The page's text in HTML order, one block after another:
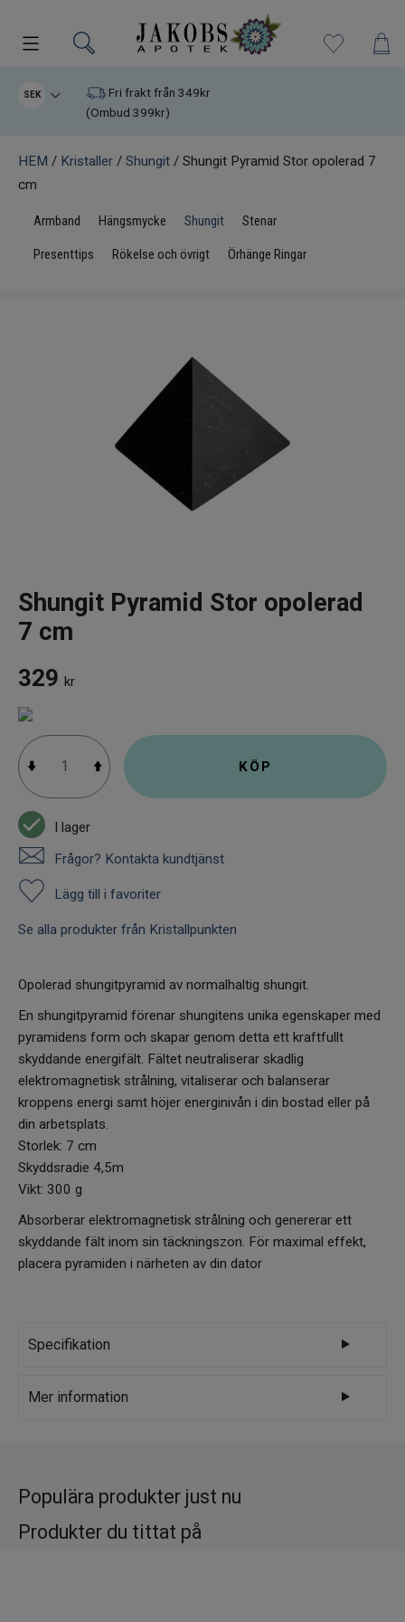
Kampanjer
Vattenrening & Övrigt
SEK
Fri frakt från 349kr
(Ombud 399kr)
HEM / Kristaller / Shungit / Shungit Pyramid Stor opolerad 7
cm
Armband Hängsmycke Shungit Stenar
Presenttips Rökelse och övrigt Örhänge Ringar
Shungit Pyramid Stor opolerad
7 cm
329 kr
KÖP
I lager
Frågor? Kontakta kundtjänst
Lägg till i favoriter
Se alla produkter från Kristallpunkten
Opolerad shungitpyramid av normalhaltig shungit.
En shungitpyramid förenar shungitens unika egenskaper med
pyramidens form och skapar genom detta ett kraftfullt
skyddande energifält. Fältet neutraliserar skadlig
elektromagnetisk strålning, vitaliserar och balanserar
kroppens energi samt höjer energinivån i din bostad eller på
din arbetsplats.
Storlek: 7 cm
Skyddsradie 4,5m
Vikt: 300 g
Absorberar elektromagnetisk strålning och genererar ett
skyddande fält inom sin täckningszon. För maximal effekt,
placera pyramiden i närheten av din dator
Specifikation
Varumärke
Mer information
skapar ett kraftfullt energifält Förbättrar
sömnen Motverkar stress Verkar
balanserande på sinne och känslotillstånd
Populära produkter just nu
Produkter du tittat på